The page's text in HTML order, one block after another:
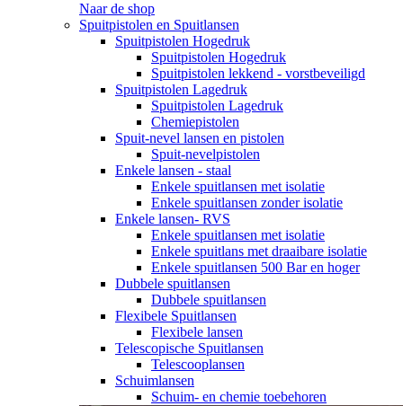
Naar de shop
Spuitpistolen en Spuitlansen
Spuitpistolen Hogedruk
Spuitpistolen Hogedruk
Spuitpistolen lekkend - vorstbeveiligd
Spuitpistolen Lagedruk
Spuitpistolen Lagedruk
Chemiepistolen
Spuit-nevel lansen en pistolen
Spuit-nevelpistolen
Enkele lansen - staal
Enkele spuitlansen met isolatie
Enkele spuitlansen zonder isolatie
Enkele lansen- RVS
Enkele spuitlansen met isolatie
Enkele spuitlans met draaibare isolatie
Enkele spuitlansen 500 Bar en hoger
Dubbele spuitlansen
Dubbele spuitlansen
Flexibele Spuitlansen
Flexibele lansen
Telescopische Spuitlansen
Telescooplansen
Schuimlansen
Schuim- en chemie toebehoren